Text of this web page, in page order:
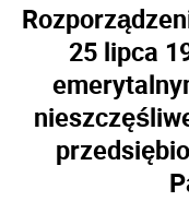
25 lipca